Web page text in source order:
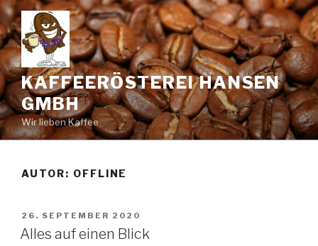
Zum
Inhalt
springen
KAFFEERÖSTEREI HANSEN
GMBH
Wir lieben Kaffee
AUTOR: OFFLINE
VERÖFFENTLICHT
AM
26. SEPTEMBER 2020
Alles auf einen Blick